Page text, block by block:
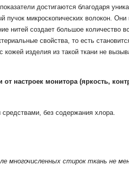
достигаются благодаря
пучок микроскопических волокон. Они
нитей создает большое количество
свойства, то есть
кожей изделия из такой ткани не
от настроек монитора(яркость,
без содержания хлора.
многочисленных стирок ткань не